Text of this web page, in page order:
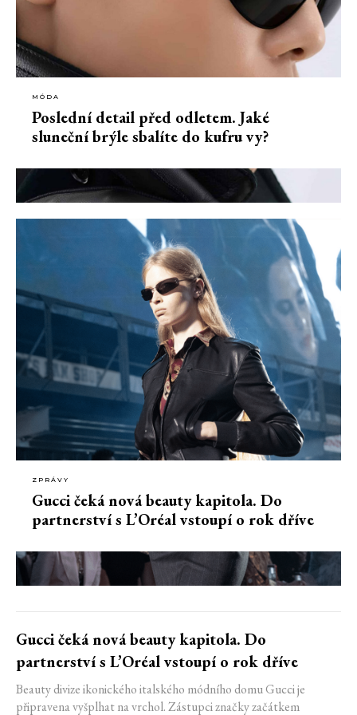
MÓDA
Poslední detail před odletem. Jaké
sluneční brýle sbalíte do kufru vy?
ZPRÁVY
Gucci čeká nová beauty kapitola. Do
partnerství s L’Oréal vstoupí o rok dříve
Gucci čeká nová beauty kapitola. Do
partnerství s L’Oréal vstoupí o rok dříve
Beauty divize ikonického italského módního domu Gucci je
připravena vyšplhat na vrchol. Zástupci značky začátkem